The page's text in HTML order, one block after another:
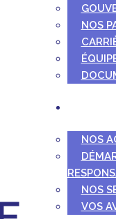
NOS
NOS
NOS
VOS